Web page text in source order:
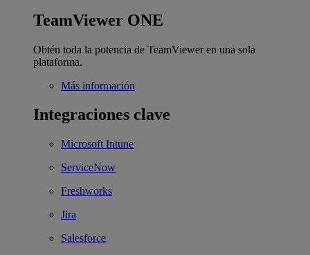
TeamViewer ONE
Obtén toda la potencia de TeamViewer en una sola
plataforma.
Más información
Integraciones clave
Microsoft Intune
ServiceNow
Freshworks
Jira
Salesforce